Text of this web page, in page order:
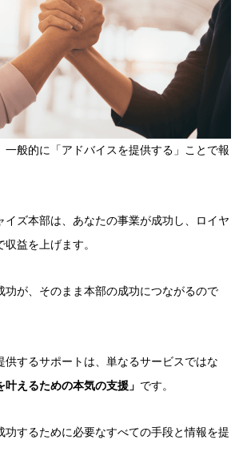
一般的に「アドバイスを提供する」ことで報
イズ本部は、あなたの事業が成功し、ロイヤ
益を上げます。
功が、そのまま本部の成功につながるので
供するサポートは、単なるサービスではな
叶えるための本気の支援」 です。
功するために必要なすべての手段と情報を提